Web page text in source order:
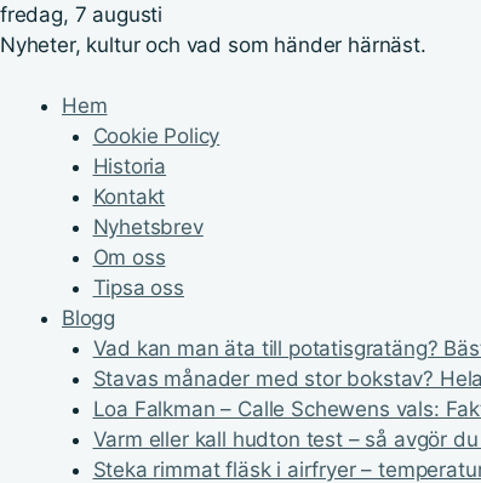
fredag, 7 augusti
Nyheter, kultur och vad som händer härnäst.
Hem
Cookie Policy
Historia
Kontakt
Nyhetsbrev
Om oss
Tipsa oss
Blogg
Vad kan man äta till potatisgratäng?
Stavas månader med stor bokstav?
Loa Falkman – Calle Schewens vals:
Varm eller kall hudton test – så avgör
Steka rimmat fläsk i airfryer –